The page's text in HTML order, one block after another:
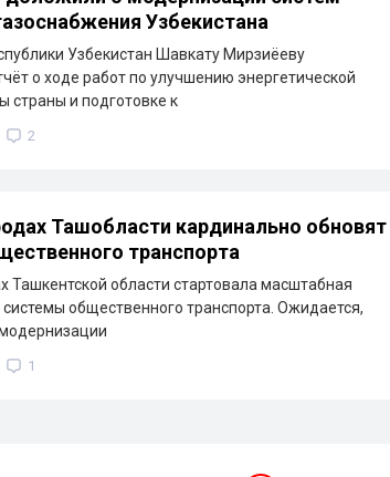
Узбекистана
Узбекистан Шавкату Мирзиёеву
о ходе работ по улучшению энергетической
страны и подготовке к
2
Ташобласти кардинально обновят
транспорта
Ташкентской области стартовала масштабная
общественного транспорта. Ожидается,
1